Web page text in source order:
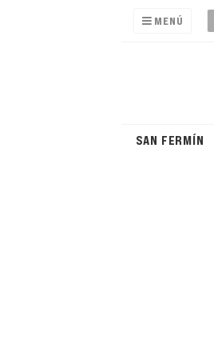
MENÚ
SAN FERMÍN